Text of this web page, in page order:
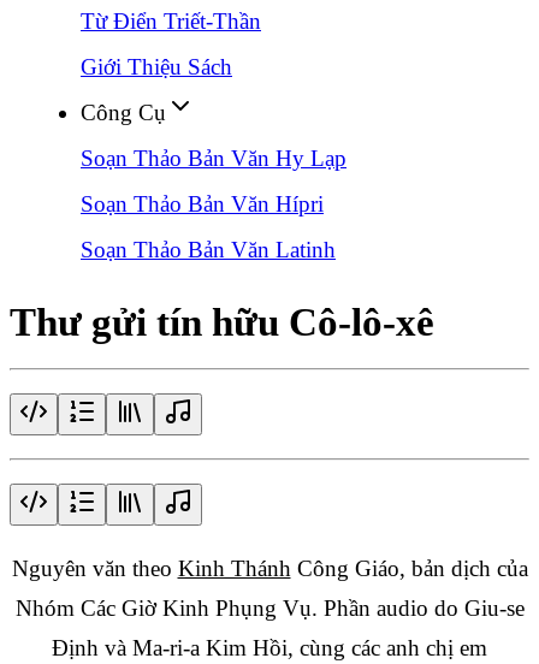
Từ Điển Triết-Thần
Giới Thiệu Sách
Công Cụ
Soạn Thảo Bản Văn Hy Lạp
Soạn Thảo Bản Văn Hípri
Soạn Thảo Bản Văn Latinh
Thư gửi tín hữu Cô-lô-xê
Nguyên văn theo Kinh ThánhCông Giáo, bản dịch của
Nhóm Các Giờ Kinh Phụng Vụ. Phần audio do Giu-se
Định và Ma-ri-a Kim Hồi, cùng các anh chị em